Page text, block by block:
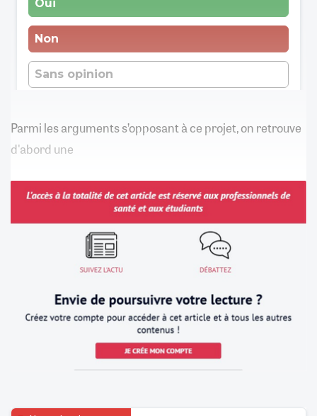
Parmi les arguments s’opposant à ce projet, on retrouve
d'abord une